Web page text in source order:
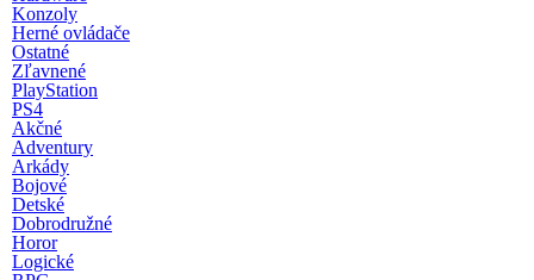
Konzoly
Herné ovládače
Ostatné
Zľavnené
PlayStation
PS4
Akčné
Adventury
Arkády
Bojové
Detské
Dobrodružné
Horor
Logické